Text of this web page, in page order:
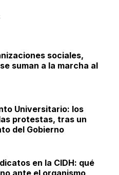
sociales,
suman a la marcha al
Universitario: los
protestas, tras un
del Gobierno
en la CIDH: qué